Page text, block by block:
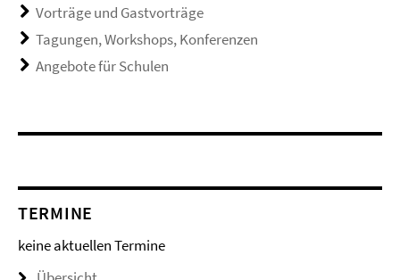
Vorträge und Gastvorträge
Tagungen, Workshops, Konferenzen
Angebote für Schulen
TERMINE
keine aktuellen Termine